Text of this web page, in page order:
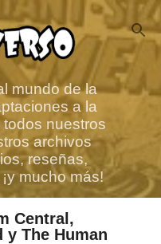
principal
mundo de la
a la
nuestros
archivos
reseñas,
mucho más!
Central,
The Human